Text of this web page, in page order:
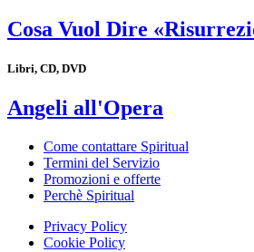
Cosa Vuol Dire
Libri, CD, DVD
Angeli all'Opera
Come contattare Spiritual
Termini del Servizio
Promozioni e offerte
Perchè Spiritual
Privacy Policy
Cookie Policy